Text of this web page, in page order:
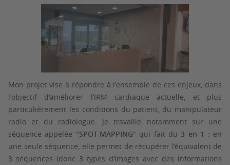
Mon projet vise à répondre à l'ensemble de ces enjeux, dans
l'objectif d'améliorer l’IRM cardiaque actuelle, et plus
particulièrement les conditions du patient, du manipulateur
radio et du radiologue. Je travaille notamment sur une
séquence appelée "SPOT-MAPPING" qui fait du 3 en 1 : en
une seule séquence, elle permet de récupérer l’équivalent de
3 séquences (donc 3 types d’images avec des informations